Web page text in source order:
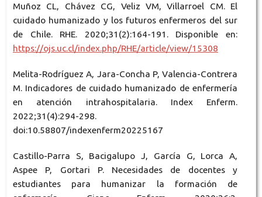
Muñoz CL, Chávez CG, Veliz VM, Villarroel CM. El
cuidado humanizado y los futuros enfermeros del sur
de Chile. RHE. 2020;31(2):164-191. Disponible en:
https://ojs.uc.cl/index.php/RHE/article/view/15308
Melita-Rodríguez A, Jara-Concha P, Valencia-Contrera
M. Indicadores de cuidado humanizado de enfermería
en atención intrahospitalaria. Index Enferm.
2022;31(4):294-298.
doi:10.58807/indexenferm20225167
Castillo-Parra S, Bacigalupo J, García G, Lorca A,
Aspee P, Gortari P. Necesidades de docentes y
estudiantes para humanizar la formación de